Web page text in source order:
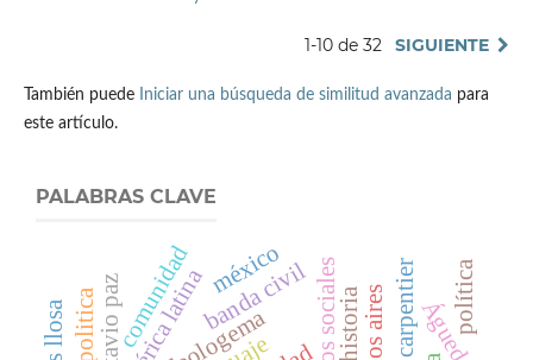
1-10 de 32 SIGUIENTE
También puede Iniciar una búsqueda de similitud avanzada para
este artículo.
PALABRAS CLAVE
lazos sociales
américa latina
octavio paz banda civil Águeda
méxico
historia
comunidad
politica política